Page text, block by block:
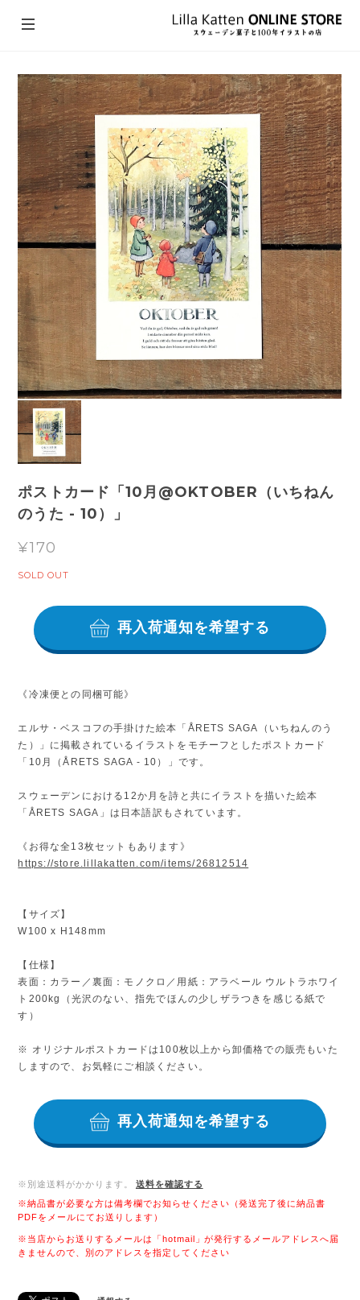
ポストカード「10月@OKTOBER（いちねん
のうた - 10）」
¥170
SOLD OUT
再入荷通知を希望する
《冷凍便との同梱可能》
エルサ・ベスコフの手掛けた絵本「ÅRETS SAGA（いちねんのう
た）」に掲載されているイラストをモチーフとしたポストカード
「10月（ÅRETS SAGA - 10）」です。
スウェーデンにおける12か月を詩と共にイラストを描いた絵本
「ÅRETS SAGA」は日本語訳もされています。
《お得な全13枚セットもあります》
https://store.lillakatten.com/items/26812514
【サイズ】
W100 x H148mm
【仕様】
表面：カラー／裏面：モノクロ／用紙：アラベール ウルトラホワイ
ト200kg（光沢のない、指先でほんの少しザラつきを感じる紙で
す）
※ オリジナルポストカードは100枚以上から卸価格での販売もいた
しますので、お気軽にご相談ください。
再入荷通知を希望する
※別途送料がかかります。
送料を確認する
※納品書が必要な方は備考欄でお知らせください（発送完了後に納品書
PDFをメールにてお送りします）
※当店からお送りするメールは「hotmail」が発行するメールアドレスへ届
きませんので、別のアドレスを指定してください